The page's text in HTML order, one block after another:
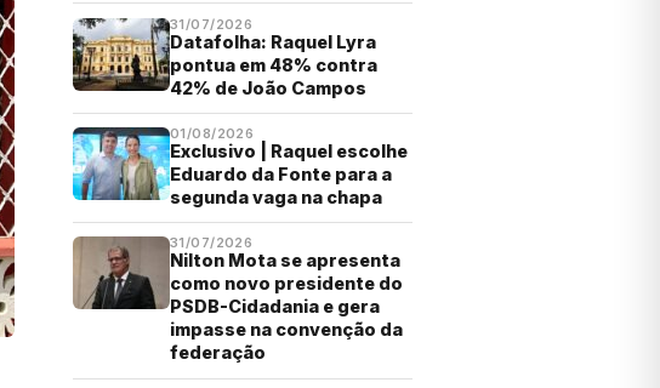
31/07/2026
Datafolha: Raquel Lyra
pontua em 48% contra
42% de João Campos
01/08/2026
Exclusivo | Raquel escolhe
Eduardo da Fonte para a
segunda vaga na chapa
31/07/2026
Nilton Mota se apresenta
como novo presidente do
PSDB-Cidadania e gera
impasse na convenção da
federação